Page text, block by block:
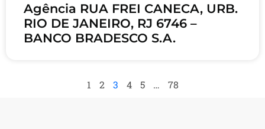
Agência RUA FREI CANECA, URB.
RIO DE JANEIRO, RJ 6746 –
BANCO BRADESCO S.A.
1 2 3 4 5 … 78